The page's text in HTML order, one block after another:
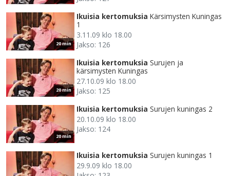
20 min
Ikuisia kertomuksia Kärsimysten Kuningas
1
3.11.09 klo 18.00
Jakso: 126
20 min
Ikuisia kertomuksia Surujen ja
kärsimysten Kuningas
27.10.09 klo 18.00
Jakso: 125
20 min
Ikuisia kertomuksia Surujen kuningas 2
20.10.09 klo 18.00
Jakso: 124
Ikuisia kertomuksia Surujen kuningas 1
29.9.09 klo 18.00